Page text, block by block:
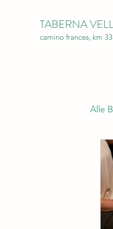
TABERNA
camino frances, km
Alle